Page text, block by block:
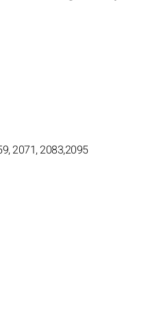
2071, 2083,2095